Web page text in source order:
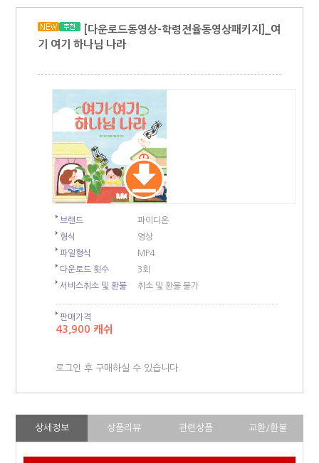
[다운로드동영상-학령전율동영상패키지]_여
기 여기 하나님 나라
브랜드
파이디온
형식
영상
파일형식
MP4
다운로드 횟수
3회
서비스취소 및 환불
취소 및 환불 불가
판매가격
43,900 캐쉬
로그인 후 구매하실 수 있습니다.
상세정보 상품리뷰 관련상품 교환/환불